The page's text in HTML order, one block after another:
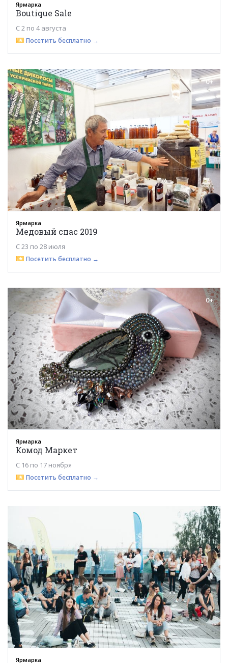
Ярмарка
Boutique Sale
С 2 по 4 августа
Посетить бесплатно →
0+
Ярмарка
Медовый спас 2019
С 23 по 28 июля
Посетить бесплатно →
0+
Ярмарка
Комод Маркет
С 16 по 17 ноября
Посетить бесплатно →
Ярмарка